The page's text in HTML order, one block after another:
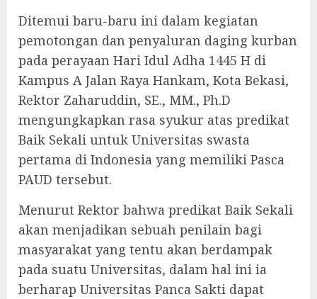
Ditemui baru-baru ini dalam kegiatan
pemotongan dan penyaluran daging kurban
pada perayaan Hari Idul Adha 1445 H di
Kampus A Jalan Raya Hankam, Kota Bekasi,
Rektor Zaharuddin, SE., MM., Ph.D
mengungkapkan rasa syukur atas predikat
Baik Sekali untuk Universitas swasta
pertama di Indonesia yang memiliki Pasca
PAUD tersebut.
Menurut Rektor bahwa predikat Baik Sekali
akan menjadikan sebuah penilain bagi
masyarakat yang tentu akan berdampak
pada suatu Universitas, dalam hal ini ia
berharap Universitas Panca Sakti dapat